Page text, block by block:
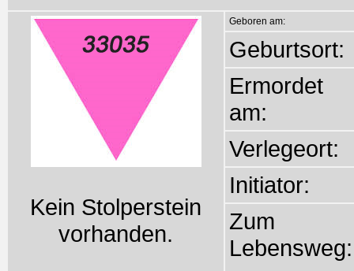
Kein Stolperstein
vorhanden.
Geboren am:
Geburtsort:
Ermordet
am:
Verlegeort:
Initiator:
Zum
Lebensweg: